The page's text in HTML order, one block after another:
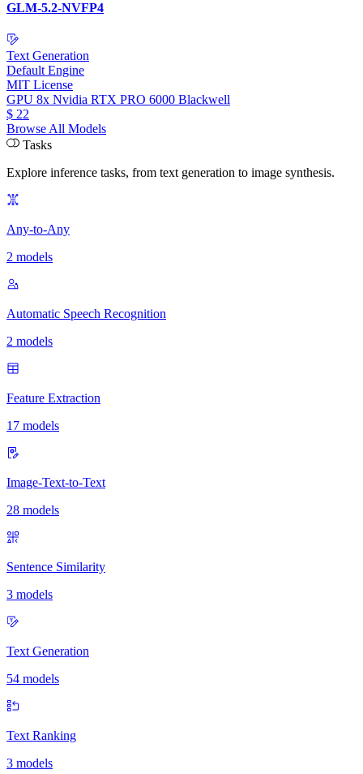
GLM-5.2-NVFP4
Text Generation
Default Engine
MIT License
GPU 8x Nvidia RTX PRO 6000 Blackwell
$ 22
Browse All Models
Tasks
Explore inference tasks, from text generation to image synthesis.
Any-to-Any
2 models
Automatic Speech Recognition
2 models
Feature Extraction
17 models
Image-Text-to-Text
28 models
Sentence Similarity
3 models
Text Generation
54 models
Text Ranking
3 models